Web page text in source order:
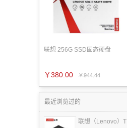
联想 256G SSD固态硬盘
￥380.00 ￥944.44
最近浏览过的
联想（Lenovo）T